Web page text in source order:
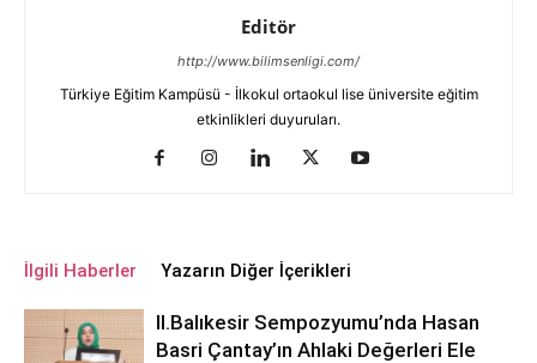
Editör
http://www.bilimsenligi.com/
Türkiye Eğitim Kampüsü - İlkokul ortaokul lise üniversite eğitim
etkinlikleri duyuruları.
İlgili Haberler Yazarın Diğer İçerikleri
ll.Balıkesir Sempozyumu’nda Hasan
Basri Çantay’ın Ahlaki Değerleri Ele